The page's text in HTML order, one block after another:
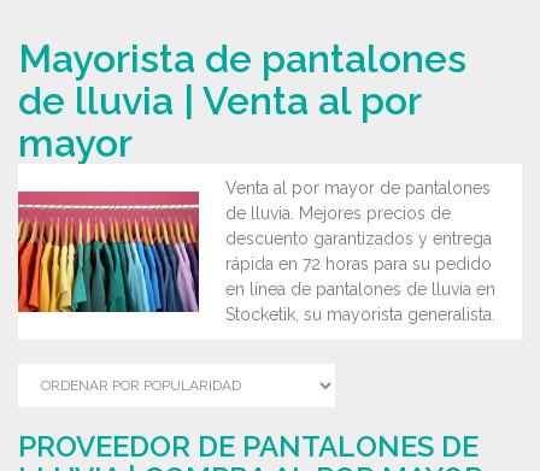
Mayorista de pantalones
de lluvia | Venta al por
mayor
Venta al por mayor de pantalones
de lluvia. Mejores precios de
descuento garantizados y entrega
rápida en 72 horas para su pedido
en línea de pantalones de lluvia en
Stocketik, su mayorista generalista.
PROVEEDOR DE PANTALONES DE